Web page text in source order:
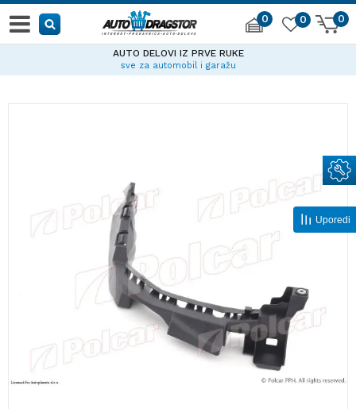
0 0
0
AUTO DELOVI IZ PRVE RUKE
sve za automobil i garažu
Uporedi